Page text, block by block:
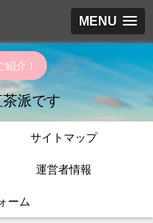
MENU
介！
派です
サイトマップ
運営者情報
ーム